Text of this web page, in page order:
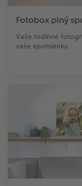
Fotobox plný
Vaše rodinné
vaše spomienky.